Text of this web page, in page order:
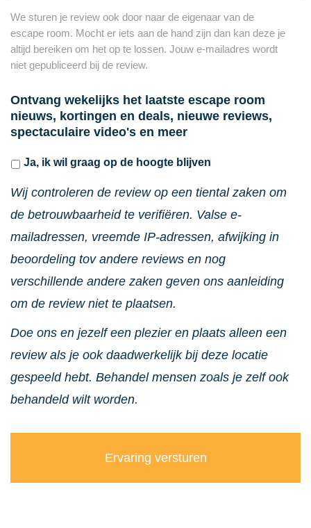
We sturen je review ook door naar de eigenaar van de
escape room. Mocht er iets aan de hand zijn dan kan deze je
altijd bereiken om het op te lossen. Jouw e-mailadres wordt
niet gepubliceerd bij de review.
Ontvang wekelijks het laatste escape room
nieuws, kortingen en deals, nieuwe reviews,
spectaculaire video's en meer
Ja, ik wil graag op de hoogte blijven
Wij controleren de review op een tiental zaken om
de betrouwbaarheid te verifiëren. Valse e-
mailadressen, vreemde IP-adressen, afwijking in
beoordeling tov andere reviews en nog
verschillende andere zaken geven ons aanleiding
om de review niet te plaatsen.
Doe ons en jezelf een plezier en plaats alleen een
review als je ook daadwerkelijk bij deze locatie
gespeeld hebt. Behandel mensen zoals je zelf ook
behandeld wilt worden.